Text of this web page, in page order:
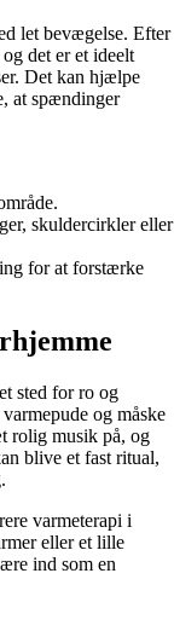
let bevægelse. Efter
det er et ideelt
Det kan hjælpe
at spændinger
skuldercirkler eller
for at forstærke
sted for ro og
og måske
rolig musik på, og
blive et fast ritual,
varmeterapi i
eller et lille
ind som en